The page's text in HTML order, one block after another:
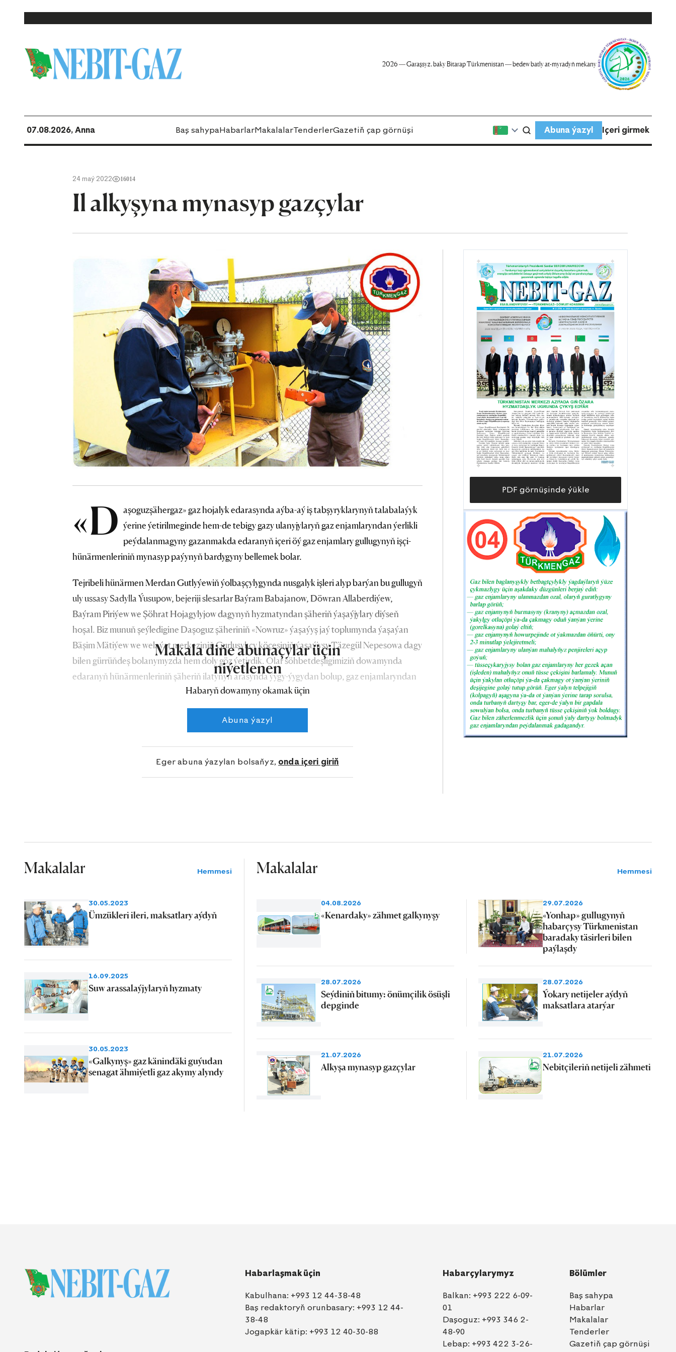
2026 — Garaşsyz, baky Bitarap Türkmenistan — bedew batly at-myradyň mekany
07.08.2026, Anna Baş sahypaHabarlarMakalalarTenderlerGazetiň çap görnüşi Abuna ýazyl Içeri girmek
24 maý 2022 16014
Il alkyşyna mynasyp gazçylar
«D aşoguzşähergaz» gaz hojalyk edarasynda aýba-aý iş tabşyryklarynyň talabalaýyk
ýerine ýetirilmeginde hem-de tebigy gazy ulanyjylaryň gaz enjamlaryndan ýerlikli
peýdalanmagyny gazanmakda edaranyň içeri öý gaz enjamlary gullugynyň işçi-
hünärmenleriniň mynasyp paýynyň bardygyny bellemek bolar.
Tejribeli hünärmen Merdan Gutlyýewiň ýolbaşçylygynda nusgalyk işleri alyp barýan bu gullugyň
uly ussasy Sadylla Ýusupow, bejeriji slesarlar Baýram Babajanow, Döwran Allaberdiýew,
Baýram Piriýew we Şöhrat Hojagylyjow dagynyň hyzmatyndan şäheriň ýaşaýjylary diýseň
hoşal. Biz munuň şeýledigine Daşoguz şäheriniň «Nowruz» ýaşaýyş jaý toplumynda ýaşaýan
Bäşim Mätiýew we welaýat merkeziniň Gurluşykçy köçesiniň ýaşaýjysy Täzegül Nepesowa dagy
bilen gürrüňdeş bolanymyzda hem doly göz ýetirdik. Olar söhbetdeşligimiziň dowamynda
edaranyň hünärmenleriniň şäheriň ilatynyň arasynda ýygy-ýygydan bolup, gaz enjamlaryndan
hem-de tebigy gazdan peýdalanmagyň düzgünleri, ýangyn we tehniki kadalaryny gyşarnyksyz
berjaý etmek barada alyp barýan wagyz-düşündiriş işleriniň möhüm ähmiýete eýedigini
Makala diňe abunaçylar üçin
niýetlenen
Habaryň dowamyny okamak üçin
Abuna ýazyl
Eger abuna ýazylan bolsaňyz, onda içeri giriň
PDF görnüşinde ýükle
Makalalar Hemmesi
30.05.2023
Ümzükleri ileri, maksatlary aýdyň
16.09.2025
Suw arassalaýjylaryň hyzmaty
30.05.2023
«Galkynyş» gaz känindäki guýudan
senagat ähmiýetli gaz akymy alyndy
Makalalar Hemmesi
04.08.2026
«Kenardaky» zähmet galkynyşy
29.07.2026
«Yonhap» gullugynyň
habarçysy Türkmenistan
baradaky täsirleri bilen
paýlaşdy
28.07.2026
Seýdiniň bitumy: önümçilik ösüşli
depginde
28.07.2026
Ýokary netijeler aýdyň
maksatlara atarýar
21.07.2026
Alkyşa mynasyp gazçylar
21.07.2026
Nebitçileriň netijeli zähmeti
Habarlaşmak üçin
Kabulhana: +993 12 44-38-48
Baş redaktoryň orunbasary: +993 12 44-
38-48
Jogapkär kätip: +993 12 40-30-88
Habarçylarymyz
Balkan: +993 222 6-09-
01
Daşoguz: +993 346 2-
48-90
Lebap: +993 422 3-26-
Bölümler
Baş sahypa
Habarlar
Makalalar
Tenderler
Gazetiň çap görnüşi